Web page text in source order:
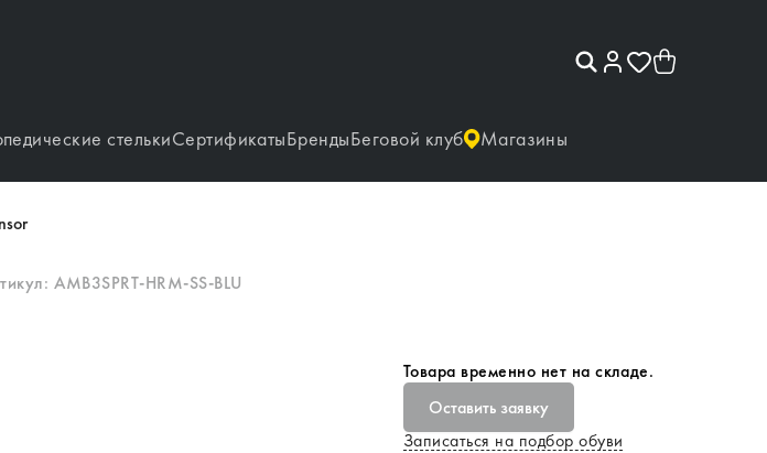
стелькиСертификатыБрендыБеговой клуб Магазины
AMB3SPRT-HRM-SS-BLU
Товара временно нет на складе.
Оставить заявку
Записаться на подбор обуви